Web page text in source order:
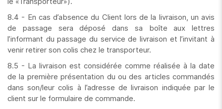
8.4 - En cas d’absence du Client lors de la livraison, un avis
de passage sera déposé dans sa boîte aux lettres
l’informant du passage du service de livraison et l’invitant à
venir retirer son colis chez le transporteur.
8.5 - La livraison est considérée comme réalisée à la date
de la première présentation du ou des articles commandés
dans son/leur colis à l’adresse de livraison indiquée par le
client sur le formulaire de commande.